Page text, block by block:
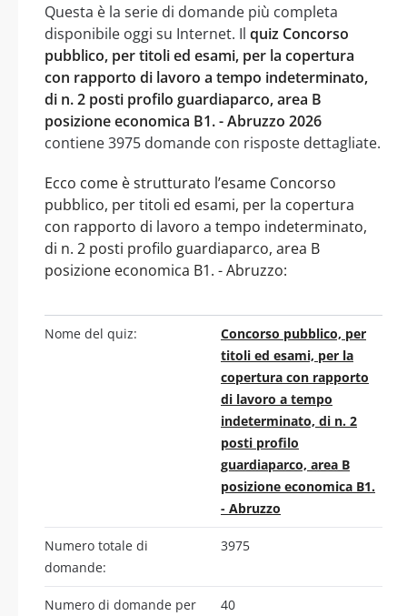
Questa è la serie di domande più completa
disponibile oggi su Internet. Il quiz Concorso
pubblico, per titoli ed esami, per la copertura
con rapporto di lavoro a tempo indeterminato,
di n. 2 posti profilo guardiaparco, area B
posizione economica B1. - Abruzzo 2026
contiene 3975 domande con risposte dettagliate.
Ecco come è strutturato l’esame Concorso
pubblico, per titoli ed esami, per la copertura
con rapporto di lavoro a tempo indeterminato,
di n. 2 posti profilo guardiaparco, area B
posizione economica B1. - Abruzzo:
Nome del quiz:
Concorso pubblico, per
titoli ed esami, per la
copertura con rapporto
di lavoro a tempo
indeterminato, di n. 2
posti profilo
guardiaparco, area B
posizione economica B1.
- Abruzzo
Numero totale di
domande:
3975
Numero di domande per
40